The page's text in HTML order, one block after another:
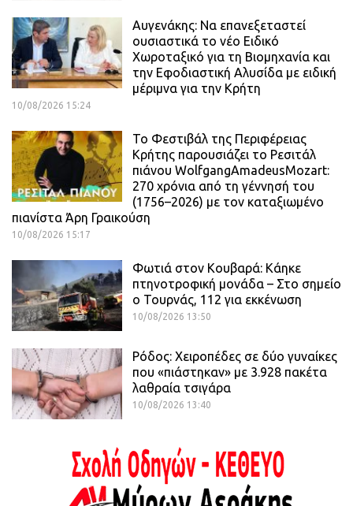
Αυγενάκης: Να επανεξεταστεί
ουσιαστικά το νέο Ειδικό
Χωροταξικό για τη Βιομηχανία και
την Εφοδιαστική Αλυσίδα με ειδική
μέριμνα για την Κρήτη
10/08/2026 15:24
Το Φεστιβάλ της Περιφέρειας
Κρήτης παρουσιάζει το Ρεσιτάλ
πιάνου WolfgangAmadeusMozart:
270 χρόνια από τη γέννησή του
(1756–2026) με τον καταξιωμένο
πιανίστα Άρη Γραικούση
10/08/2026 15:17
Φωτιά στον Κουβαρά: Κάηκε
πτηνοτροφική μονάδα – Στο σημείο
ο Τουρνάς, 112 για εκκένωση
10/08/2026 13:50
Ρόδος: Χειροπέδες σε δύο γυναίκες
που «πιάστηκαν» με 3.928 πακέτα
λαθραία τσιγάρα
10/08/2026 13:40